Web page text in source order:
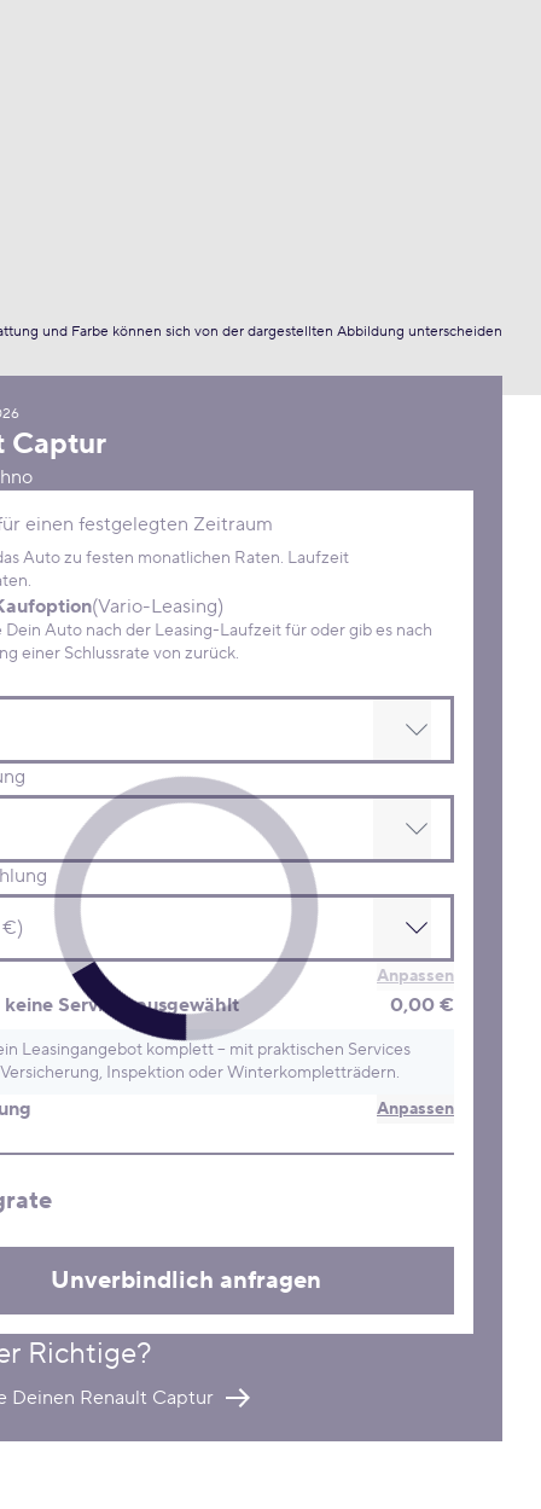
und Farbe können sich von der dargestellten Abbildung unterscheiden
Captur
einen festgelegten Zeitraum
Auto zu festen monatlichen Raten. Laufzeit
(Vario-Leasing)
Auto nach der Leasing-Laufzeit für oder gib es nach
Zahlung einer Schlussrate von zurück.
Anpassen
Services ausgewählt 0,00 €
Leasingangebot komplett – mit praktischen Services
Inspektion oder Winterkompletträdern.
Anpassen
Unverbindlich anfragen
Richtige?
Deinen Renault Captur